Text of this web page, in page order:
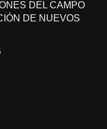
DEL CAMPO
DE NUEVOS